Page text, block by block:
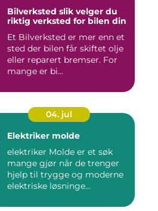
Bilverksted slik velger du
riktig verksted for bilen din
Et Bilverksted er mer enn et
sted der bilen får skiftet olje
eller reparert bremser. For
mange er bi...
04. jul
Elektriker molde
elektriker Molde er et søk
mange gjør når de trenger
hjelp til trygge og moderne
elektriske løsninge...